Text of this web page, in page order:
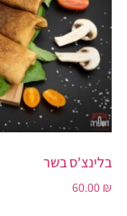
בלינצ'ס בשר
60.00 ₪